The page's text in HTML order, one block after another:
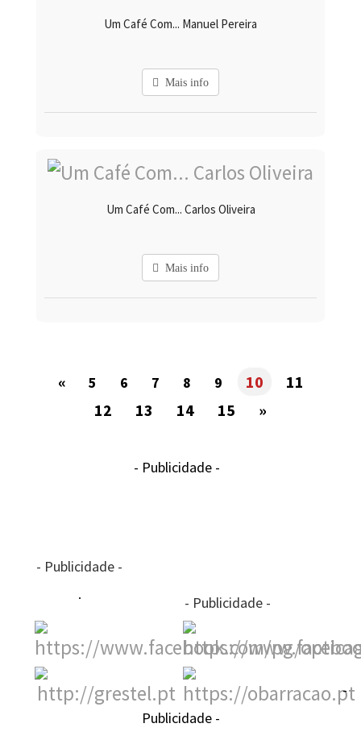
Um Café Com... Manuel Pereira
Mais info
Um Café Com... Carlos Oliveira
Mais info
« 5 6 7 8 9 10
11
12
13 14 15 »
- Publicidade -
- Publicidade -
- Publicidade -
-
Publicidade -